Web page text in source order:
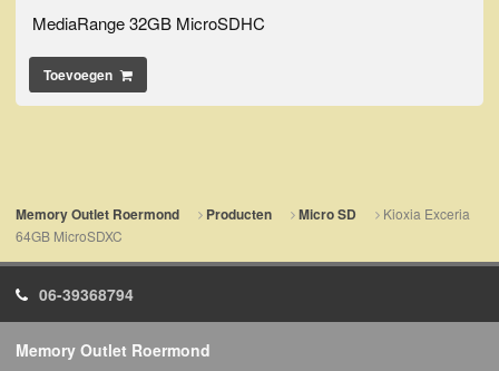
MediaRange 32GB MicroSDHC
Toevoegen
Memory Outlet Roermond Producten Micro SD
Kioxia Exceria
64GB MicroSDXC
06-39368794
Memory Outlet Roermond